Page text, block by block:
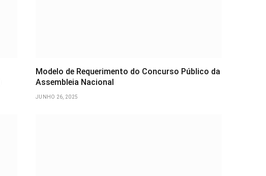
Modelo de Requerimento do Concurso Público da
Assembleia Nacional
JUNHO 26, 2025